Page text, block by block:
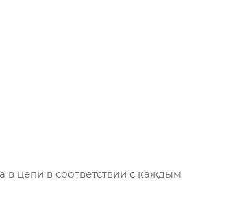
в цепи в соответствии с каждым